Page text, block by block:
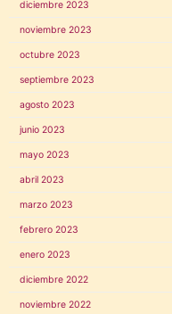
diciembre 2023
noviembre 2023
octubre 2023
septiembre 2023
agosto 2023
junio 2023
mayo 2023
abril 2023
marzo 2023
febrero 2023
enero 2023
diciembre 2022
noviembre 2022